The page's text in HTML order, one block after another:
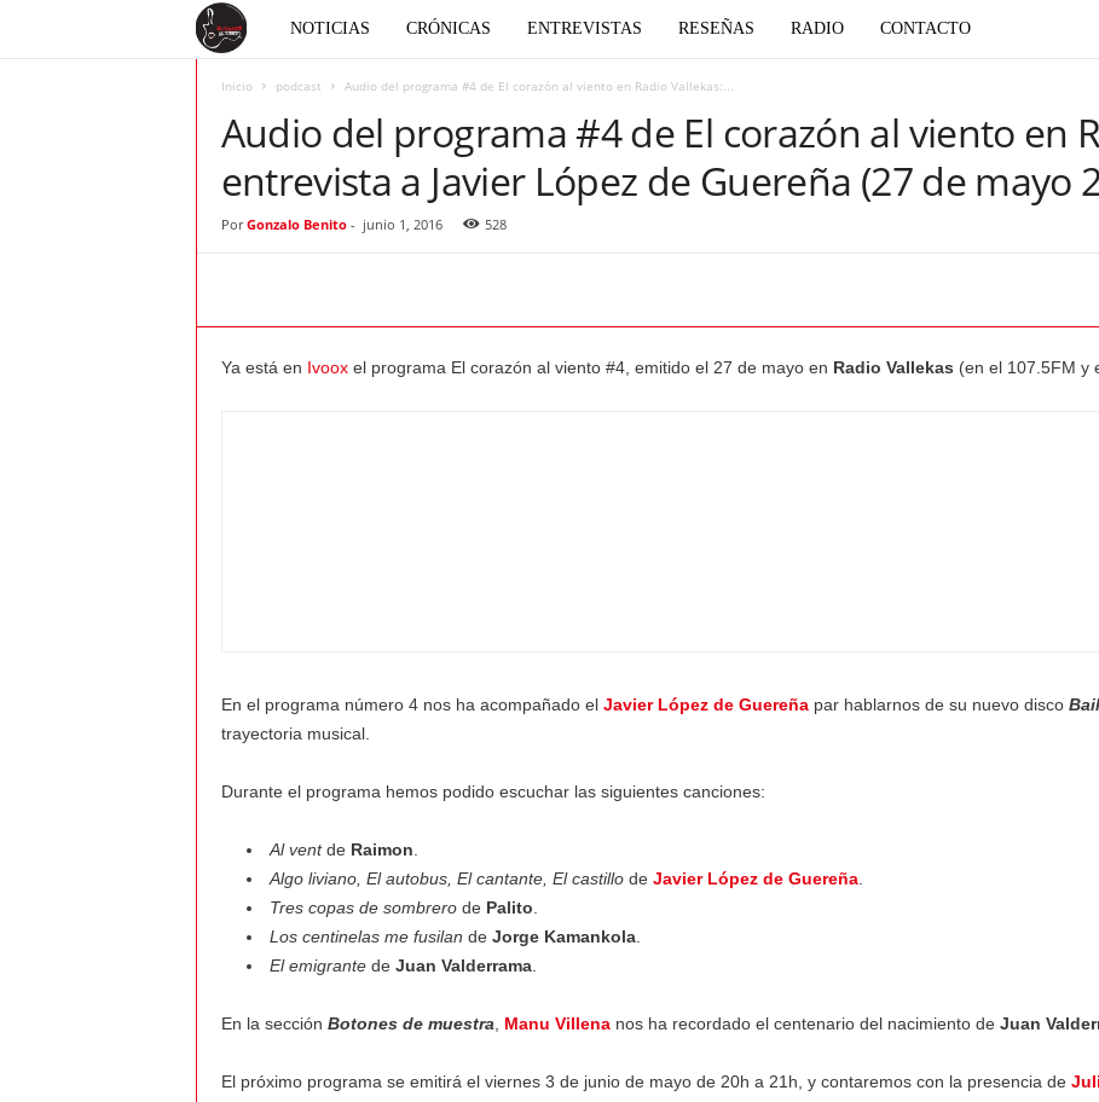
c
o
r
z
n
t
o
NOTICIAS CRÓNICAS ENTREVISTAS RESEÑAS RADIO CONTACTO
Inicio podcast Audio del programa #4 de El corazón al viento en Radio Vallekas:...
Audio del programa #4 de El corazón al viento en
entrevista a Javier López de Guereña (27 de mayo
Por Gonzalo Benito- junio 1, 2016 528
Ya está en Ivooxel programa El corazón al viento #4, emitido el 27 de mayo en Radio Vallekas (en el 107.5FM y
En el programa número 4 nos ha acompañado el Javier López de Guereñapar hablarnos de su nuevo disco
trayectoria musical.
Durante el programa hemos podido escuchar las siguientes canciones:
Al ventde Raimon
Algo liviano, El autobus, El cantante, El castillode Javier López de Guereña.
Tres copas de sombrero de Palito
Los centinelas me fusilan de Jorge Kamankola.
El emigrantede Juan Valderrama.
En la sección Botones de muestra Manu Villenanos ha recordado el centenario del nacimiento de Juan
El próximo programa se emitirá el viernes 3 de junio de mayo de 20h a 21h, y contaremos con la presencia de